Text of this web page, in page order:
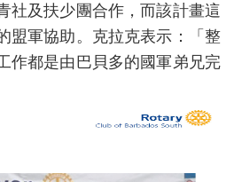
社及扶少團合作，而該計畫這
盟軍協助。克拉克表示：「整
作都是由巴貝多的國軍弟兄完